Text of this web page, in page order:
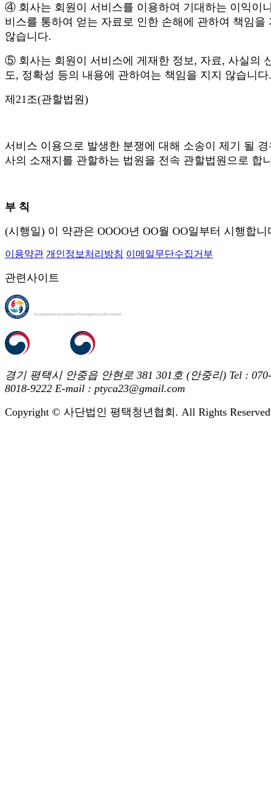
④ 회사는 회원이 서비스를 이용하여 기대하는 이익이
비스를 통하여 얻는 자료로 인한 손해에 관하여 책임을
않습니다.
⑤ 회사는 회원이 서비스에 게재한 정보, 자료, 사실의
도, 정확성 등의 내용에 관하여는 책임을 지지 않습니다.
제21조(관할법원)
서비스 이용으로 발생한 분쟁에 대해 소송이 제기 될
사의 소재지를 관할하는 법원을 전속 관할법원으로 합
부 칙
(시행일) 이 약관은 OOOO년 OO월 OO일부터 시행합니
이용약관 개인정보처리방침 이메일무단수집거부
관련사이트
경기 평택시 안중읍 안현로 381 301호 (안중리) Tel : 070-
8018-9222 E-mail : ptyca23@gmail.com
Copyright © 사단법인 평택청년협회. All Rights